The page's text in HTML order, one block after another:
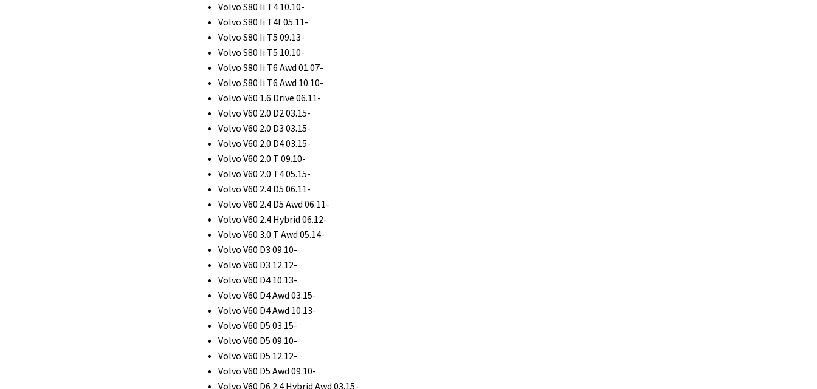
Volvo S80 Ii T4 10.10-
Volvo S80 Ii T4f 05.11-
Volvo S80 Ii T5 09.13-
Volvo S80 Ii T5 10.10-
Volvo S80 Ii T6 Awd 01.07-
Volvo S80 Ii T6 Awd 10.10-
Volvo V60 1.6 Drive 06.11-
Volvo V60 2.0 D2 03.15-
Volvo V60 2.0 D3 03.15-
Volvo V60 2.0 D4 03.15-
Volvo V60 2.0 T 09.10-
Volvo V60 2.0 T4 05.15-
Volvo V60 2.4 D5 06.11-
Volvo V60 2.4 D5 Awd 06.11-
Volvo V60 2.4 Hybrid 06.12-
Volvo V60 3.0 T Awd 05.14-
Volvo V60 D3 09.10-
Volvo V60 D3 12.12-
Volvo V60 D4 10.13-
Volvo V60 D4 Awd 03.15-
Volvo V60 D4 Awd 10.13-
Volvo V60 D5 03.15-
Volvo V60 D5 09.10-
Volvo V60 D5 12.12-
Volvo V60 D5 Awd 09.10-
Volvo V60 D6 2.4 Hybrid Awd 03.15-